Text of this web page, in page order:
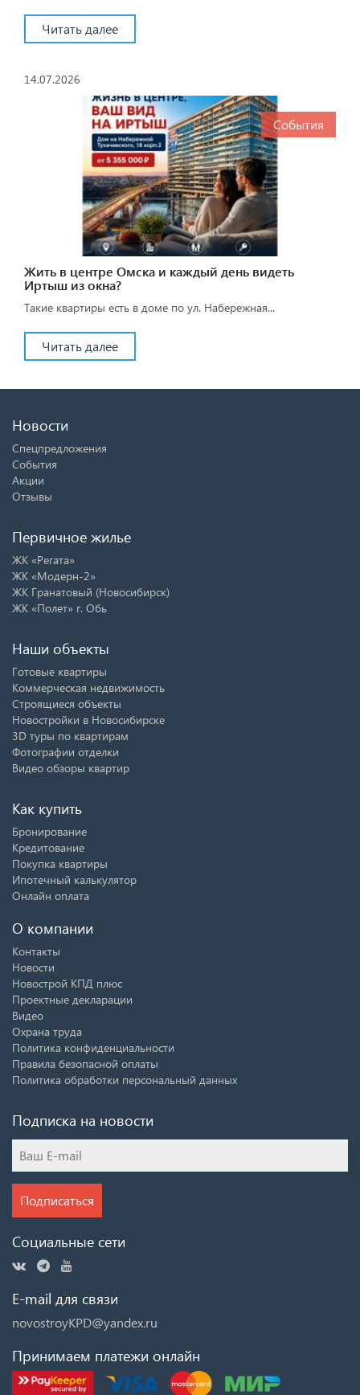
Читать далее
14.07.2026
События
Жить в центре Омска и каждый день видеть
Иртыш из окна?
Такие квартиры есть в доме по ул. Набережная...
Читать далее
Новости
Спецпредложения
События
Акции
Отзывы
Первичное жилье
ЖК «Регата»
ЖК «Модерн-2»
ЖК Гранатовый (Новосибирск)
ЖК «Полет» г. Обь
Наши объекты
Готовые квартиры
Коммерческая недвижимость
Строящиеся объекты
Новостройки в Новосибирске
3D туры по квартирам
Фотографии отделки
Видео обзоры квартир
Как купить
Бронирование
Кредитование
Покупка квартиры
Ипотечный калькулятор
Онлайн оплата
О компании
Контакты
Новости
Новострой КПД плюс
Проектные декларации
Видео
Охрана труда
Политика конфиденциальности
Правила безопасной оплаты
Политика обработки персональный данных
Подписка на новости
Подписаться
Социальные сети
E-mail для связи
novostroyKPD@yandex.ru
Принимаем платежи онлайн